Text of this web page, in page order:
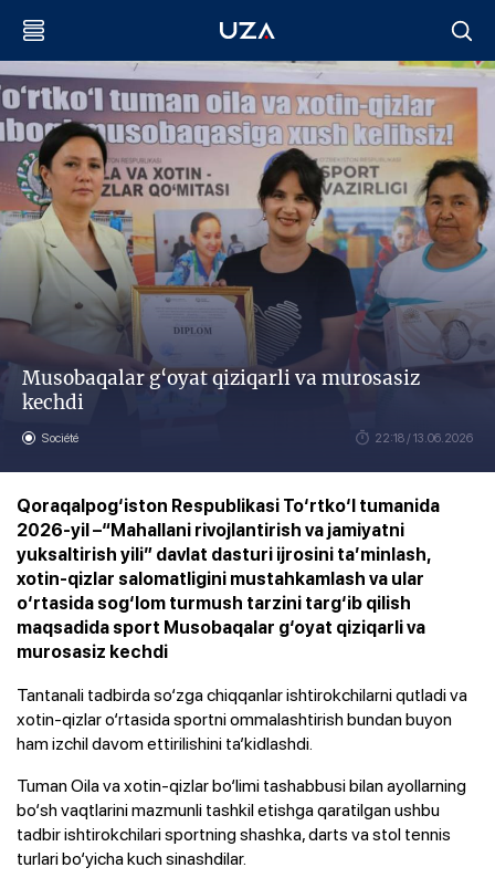
Musobaqalar g‘oyat qiziqarli va murosasiz
kechdi
Société 22:18 / 13.06.2026
Qoraqalpog‘iston Respublikasi To‘rtko‘l tumanida
2026-yil –“Mahallani rivojlantirish va jamiyatni
yuksaltirish yili” davlat dasturi ijrosini ta’minlash,
xotin-qizlar salomatligini mustahkamlash va ular
o‘rtasida sog‘lom turmush tarzini targ‘ib qilish
maqsadida sport Musobaqalar g‘oyat qiziqarli va
murosasiz kechdi
Tantanali tadbirda so‘zga chiqqanlar ishtirokchilarni qutladi va
xotin-qizlar o‘rtasida sportni ommalashtirish bundan buyon
ham izchil davom ettirilishini ta’kidlashdi.
Tuman Oila va xotin-qizlar bo‘limi tashabbusi bilan ayollarning
bo‘sh vaqtlarini mazmunli tashkil etishga qaratilgan ushbu
tadbir ishtirokchilari sportning shashka, darts va stol tennis
turlari bo‘yicha kuch sinashdilar.